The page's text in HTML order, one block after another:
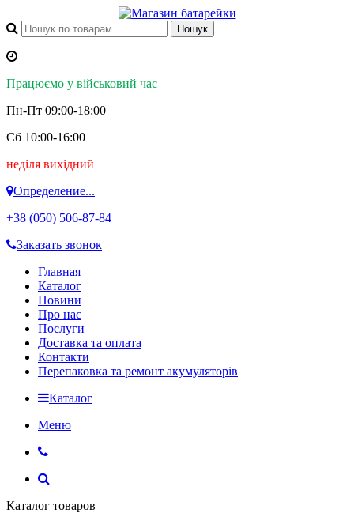
Працюємо у військовий час
Пн-Пт 09:00-18:00
Сб 10:00-16:00
неділя вихідний
Определение...
+38 (050) 506-87-84
Заказать звонок
Главная
Каталог
Новини
Про нас
Послуги
Доставка та оплата
Контакти
Перепаковка та ремонт акумуляторів
Каталог
Меню
Каталог товаров